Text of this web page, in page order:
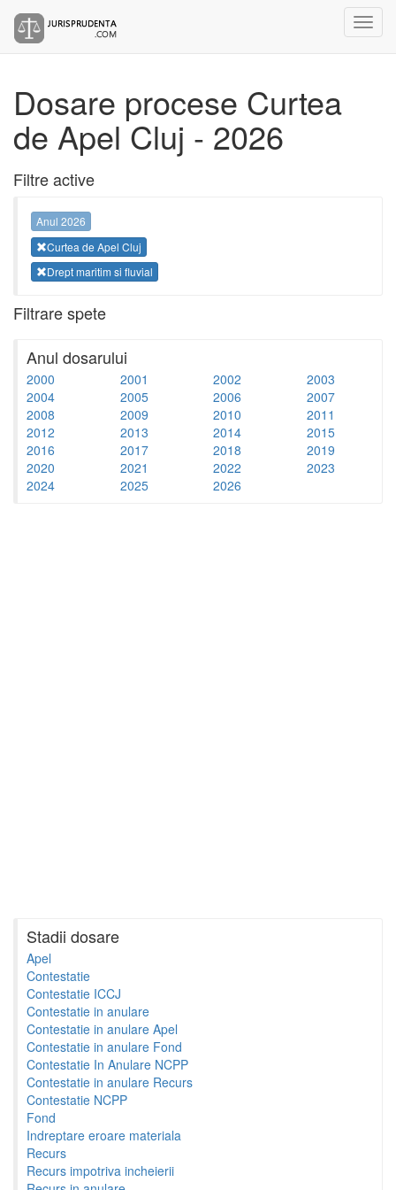
Dosare procese Curtea
de Apel Cluj - 2026
Filtre active
Anul 2026
Curtea de Apel Cluj
Drept maritim si fluvial
Filtrare spete
Anul dosarului
2000 2001 2002
2003
2004
2005 2006
2007
2008
2009 2010
2011
2012
2013 2014
2015
2016
2017 2018
2019
2020
2021 2022
2023
2024
2025 2026
Stadii dosare
Apel
Contestatie
Contestatie ICCJ
Contestatie in anulare
Contestatie in anulare Apel
Contestatie in anulare Fond
Contestatie In Anulare NCPP
Contestatie in anulare Recurs
Contestatie NCPP
Fond
Indreptare eroare materiala
Recurs
Recurs impotriva incheierii